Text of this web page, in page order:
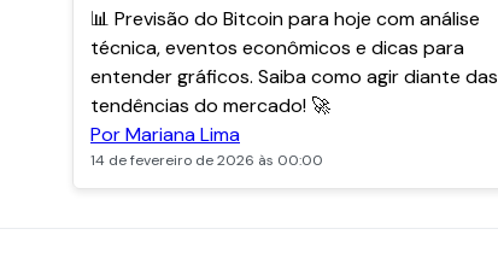
📊 Previsão do Bitcoin para hoje com análise
técnica, eventos econômicos e dicas para
entender gráficos. Saiba como agir diante das
tendências do mercado! 🚀
Por Mariana Lima
14 de fevereiro de 2026 às 00:00